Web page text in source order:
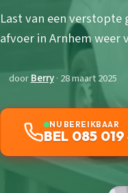
Last van een
afvoer in Arnhem
doorBerry· 28 maart 2025
NU BEREIKBAAR
BEL 085